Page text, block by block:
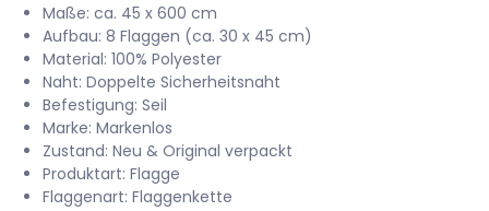
Maße: ca. 45 x 600 cm
Aufbau: 8 Flaggen (ca. 30 x 45 cm)
Material: 100% Polyester
Naht: Doppelte Sicherheitsnaht
Befestigung: Seil
Marke: Markenlos
Zustand: Neu & Original verpackt
Produktart: Flagge
Flaggenart: Flaggenkette